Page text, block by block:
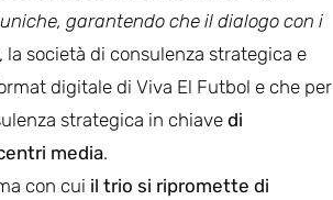
garantendo che il dialogo con i
, la società di consulenza strategica e
digitale di Viva El Futbol e che per
strategica in chiavedi
media.
con cui il trio si ripromette di